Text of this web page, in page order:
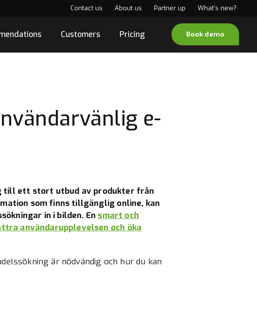
Contact us About us Partner up What's new?
Customers Pricing Book demo
e-
till ett stort utbud av produkter från
som finns tillgänglig online, kan
in i bilden. En smart och
användarupplevelsen och öka
är nödvändig och hur du kan